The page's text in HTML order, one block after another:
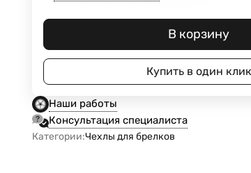
В корзину
Купить в один клик
Наши работы
Консультация специалиста
Категории:Чехлы для брелков